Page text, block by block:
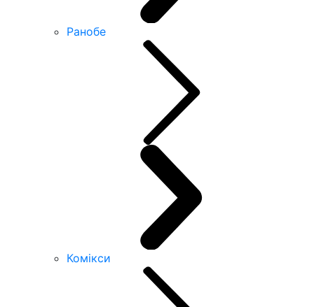
Ранобе
Комікси